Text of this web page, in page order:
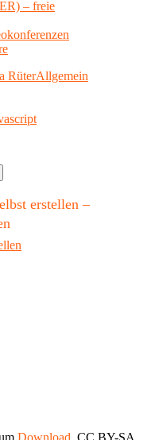
– freie
RüterKategorien
Allgemein
erstellen –
Download, CC BY-SA